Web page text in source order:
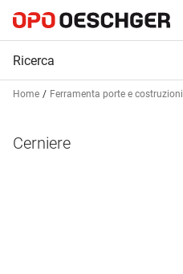
Home Ferramenta porte e costruzioni
Cerniere